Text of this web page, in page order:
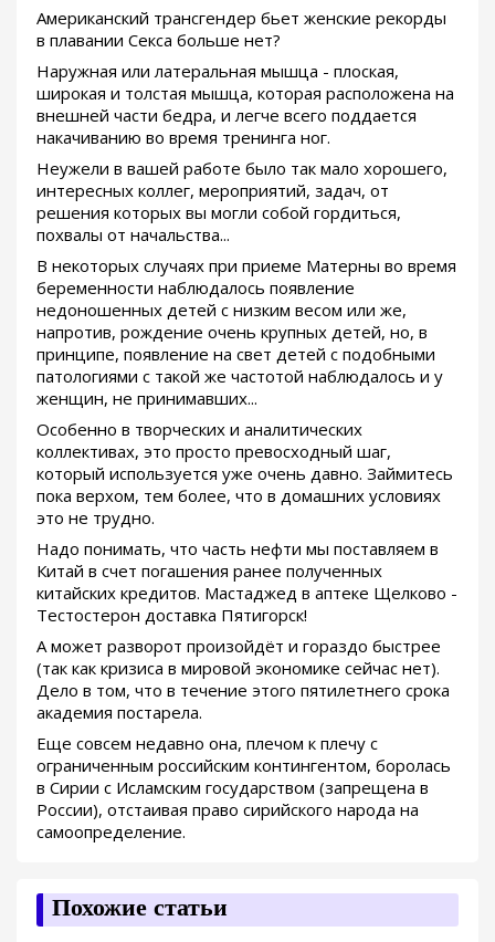
Американский трансгендер бьет женские рекорды
в плавании Секса больше нет?
Наружная или латеральная мышца - плоская,
широкая и толстая мышца, которая расположена на
внешней части бедра, и легче всего поддается
накачиванию во время тренинга ног.
Неужели в вашей работе было так мало хорошего,
интересных коллег, мероприятий, задач, от
решения которых вы могли собой гордиться,
похвалы от начальства...
В некоторых случаях при приеме Матерны во время
беременности наблюдалось появление
недоношенных детей с низким весом или же,
напротив, рождение очень крупных детей, но, в
принципе, появление на свет детей с подобными
патологиями с такой же частотой наблюдалось и у
женщин, не принимавших...
Особенно в творческих и аналитических
коллективах, это просто превосходный шаг,
который используется уже очень давно. Займитесь
пока верхом, тем более, что в домашних условиях
это не трудно.
Надо понимать, что часть нефти мы поставляем в
Китай в счет погашения ранее полученных
китайских кредитов. Мастаджед в аптеке Щелково -
Тестостерон доставка Пятигорск!
А может разворот произойдёт и гораздо быстрее
(так как кризиса в мировой экономике сейчас нет).
Дело в том, что в течение этого пятилетнего срока
академия постарела.
Еще совсем недавно она, плечом к плечу с
ограниченным российским контингентом, боролась
в Сирии с Исламским государством (запрещена в
России), отстаивая право сирийского народа на
самоопределение.
Похожие статьи